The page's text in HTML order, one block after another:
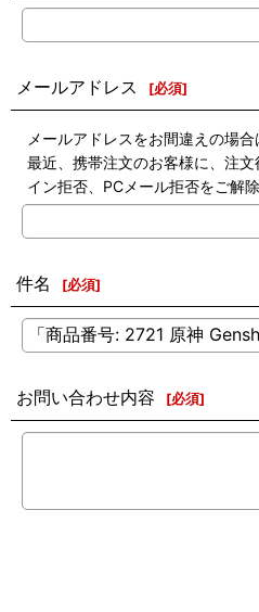
メールアドレス [必須]
メールアドレスをお間違えの場
最近、携帯注文のお客様に、注
イン拒否、PCメール拒否をご解
件名 [必須]
お問い合わせ内容 [必須]